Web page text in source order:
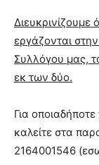
Διευκρινίζουμε
εργάζονται
Συλλόγου μας,
εκ των δύο.
Για
καλείτε στα
2164001546